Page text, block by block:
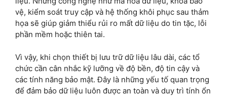
vệ, kiểm soát truy cập và hệ thống khôi phục sau thảm
họa sẽ giúp giảm thiểu rủi ro mất dữ liệu do tin tặc, lỗi
phần mềm hoặc thiên tai.
Vì vậy, khi chọn thiết bị lưu trữ dữ liệu lâu dài, các tổ
chức cần cân nhắc kỹ lưỡng về độ bền, độ tin cậy và
các tính năng bảo mật. Đây là những yếu tố quan trọng
để đảm bảo dữ liệu luôn được an toàn và duy trì tính ổn